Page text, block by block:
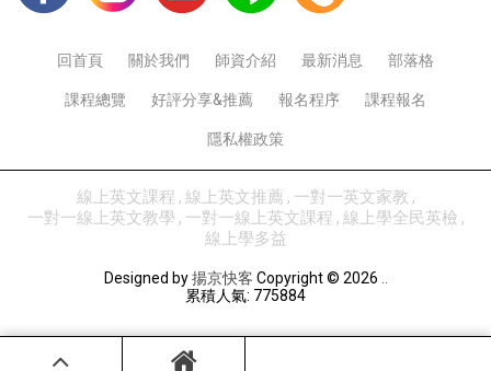
回首頁 關於我們 師資介紹 最新消息 部落格
課程總覽 好評分享&推薦 報名程序 課程報名
隱私權政策
線上英文課程 線上英文推薦
一對一英文家教
一對一線上英文教學
一對一線上英文課程
線上學全民英檢
線上學多益
Designed by揚京快客 Copyright © 2026 ..
累積人氣: 775884